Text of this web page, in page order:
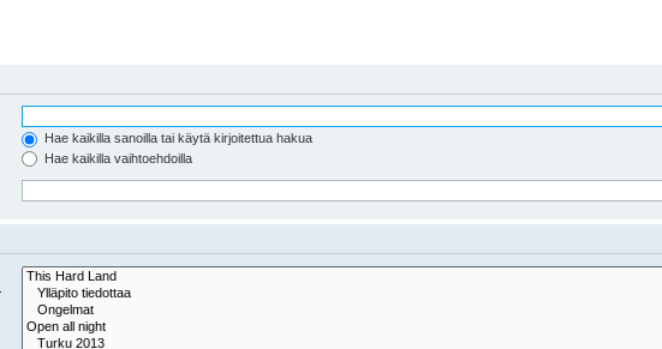
Hae kaikilla sanoilla tai käytä kirjoitettua hakua
Hae kaikilla vaihtoehdoilla